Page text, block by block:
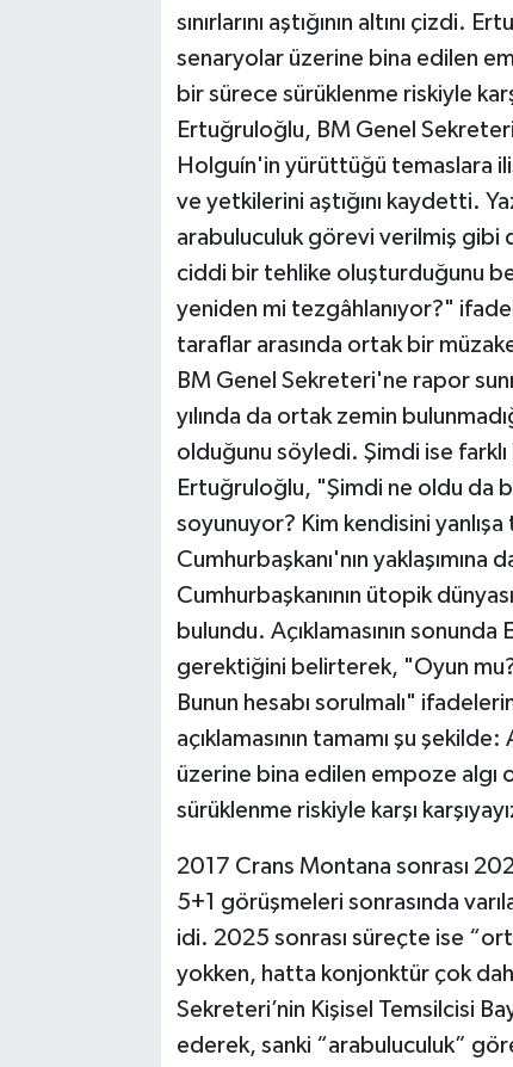
sınırlarını aştığının altını
senaryolar üzerine bina edilen
bir sürece sürüklenme riskiyle
Ertuğruloğlu, BM Genel
Holguín'in yürüttüğü temaslara
ve yetkilerini aştığını kaydetti.
arabuluculuk görevi verilmiş gibi
ciddi bir tehlike oluşturduğunu
yeniden mi tezgâhlanıyor?"
taraflar arasında ortak bir
BM Genel Sekreteri'ne rapor
yılında da ortak zemin
olduğunu söyledi. Şimdi ise
Ertuğruloğlu, "Şimdi ne oldu da
soyunuyor? Kim kendisini
Cumhurbaşkanı'nın
Cumhurbaşkanının ütopik
bulundu. Açıklamasının
gerektiğini belirterek, "Oyun
Bunun hesabı sorulmalı"
açıklamasının tamamı şu
üzerine bina edilen empoze algı
sürüklenme riskiyle karşı
2017 Crans Montana sonrası
5+1 görüşmeleri sonrasında
idi. 2025 sonrası süreçte ise
yokken, hatta konjonktür çok
Sekreteri’nin Kişisel Temsilcisi
ederek, sanki “arabuluculuk”